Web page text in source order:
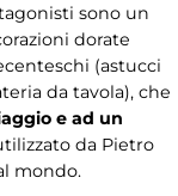
sono un
dorate
(astucci
da tavola), che
e ad un
da Pietro
mondo.